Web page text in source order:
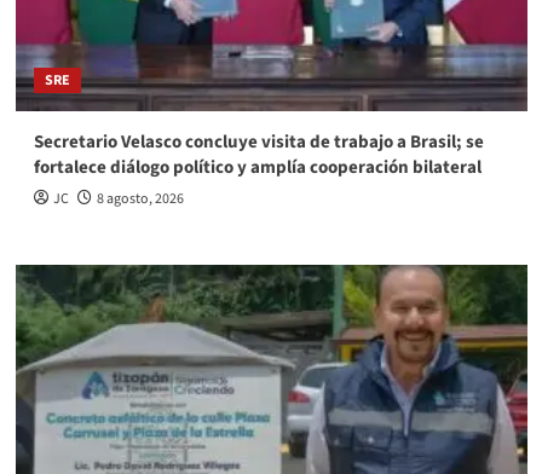
SRE
Secretario Velasco concluye visita de trabajo a Brasil; se
fortalece diálogo político y amplía cooperación bilateral
JC 8 agosto, 2026